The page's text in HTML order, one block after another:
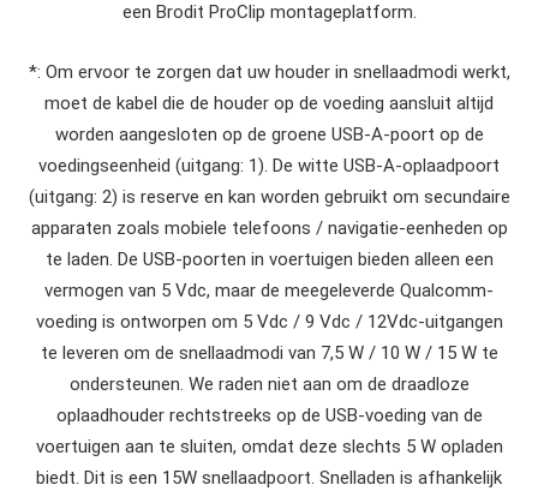
een Brodit ProClip montageplatform.
*: Om ervoor te zorgen dat uw houder in snellaadmodi werkt,
moet de kabel die de houder op de voeding aansluit altijd
worden aangesloten op de groene USB-A-poort op de
voedingseenheid (uitgang: 1). De witte USB-A-oplaadpoort
(uitgang: 2) is reserve en kan worden gebruikt om secundaire
apparaten zoals mobiele telefoons / navigatie-eenheden op
te laden. De USB-poorten in voertuigen bieden alleen een
vermogen van 5 Vdc, maar de meegeleverde Qualcomm-
voeding is ontworpen om 5 Vdc / 9 Vdc / 12Vdc-uitgangen
te leveren om de snellaadmodi van 7,5 W / 10 W / 15 W te
ondersteunen. We raden niet aan om de draadloze
oplaadhouder rechtstreeks op de USB-voeding van de
voertuigen aan te sluiten, omdat deze slechts 5 W opladen
biedt. Dit is een 15W snellaadpoort. Snelladen is afhankelijk